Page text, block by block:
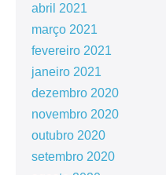
abril 2021
março 2021
fevereiro 2021
janeiro 2021
dezembro 2020
novembro 2020
outubro 2020
setembro 2020